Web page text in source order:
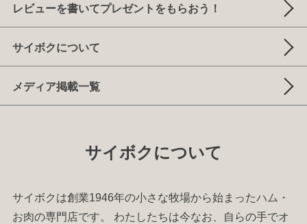
レビューを書いてプレゼントをもらおう！
サイボクについて
メディア掲載一覧
サイボクについて
サイボクは創業1946年の小さな牧場から始まったハム ・
お肉の専門店です。 わたしたちは今なお、自らの手でオ